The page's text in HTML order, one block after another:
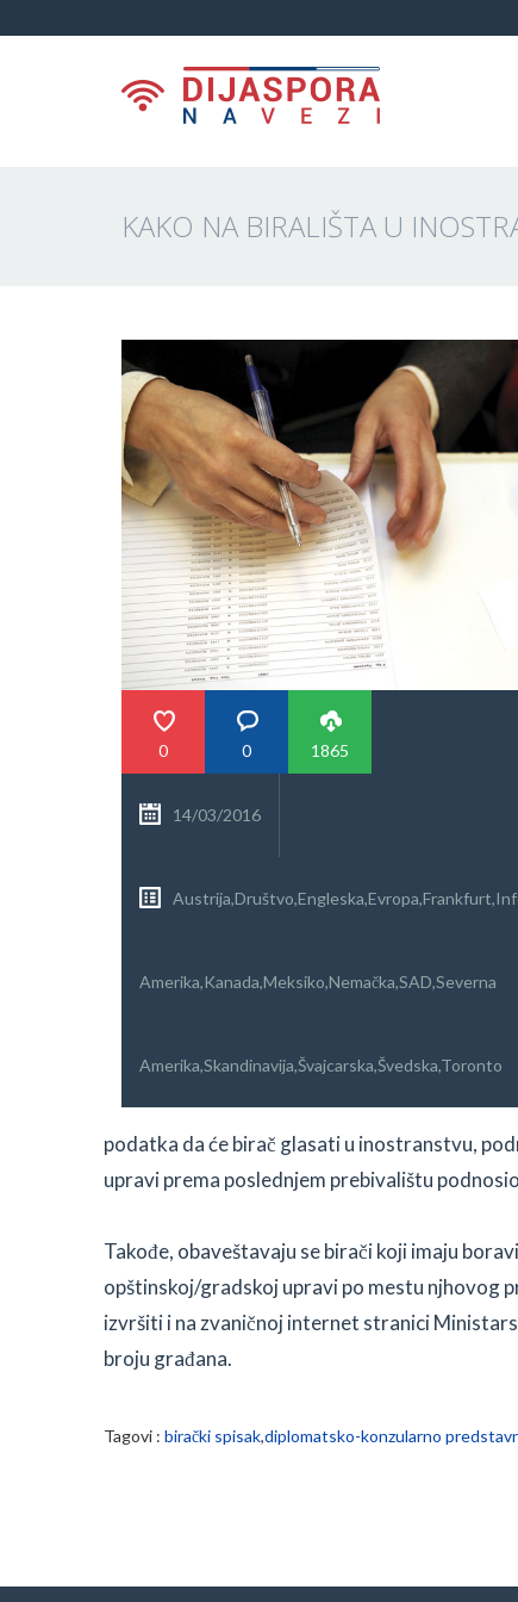
KAKO NA BIRALIŠTA U
0 0 1865
14/03/2016
Austrija,Društvo,Engleska,Evropa,Frankfurt,
Amerika,Kanada,Meksiko,Nemačka,SAD,Severna
Amerika,Skandinavija,Švajcarska,Švedska,Toronto
podatka da će birač glasati u inostranstvu,
upravi prema poslednjem prebivalištu
Takođe, obaveštavaju se birači koji imaju
opštinskoj/gradskoj upravi po mestu njhovog
izvršiti i na zvaničnoj internet stranici
broju građana.
Tagovi : birački spisak,diplomatsko-konzularno